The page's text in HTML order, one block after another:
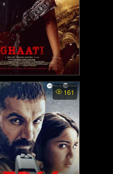
Ghaati (2025)
161